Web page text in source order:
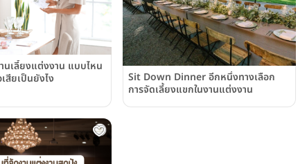
เลี้ยงแต่งงาน แบบไหน
สียเป็นยังไง
Sit Down Dinner อีกหนึ่งทางเลือก
การจัดเลี้ยงแขกในงานแต่งงาน